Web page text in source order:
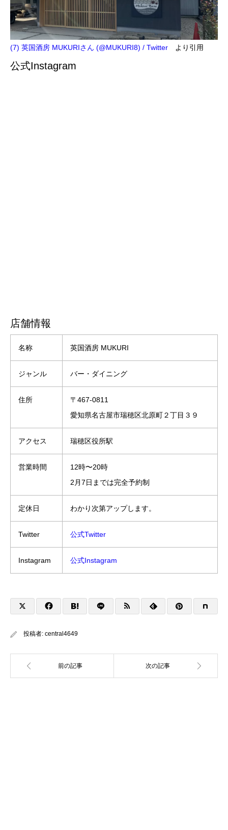
(7) 英国酒房 MUKURIさん (@MUKURI8) / Twitter より引用
公式Instagram
店舗情報
名称 英国酒房 MUKURI
ジャンル バー・ダイニング
住所
〒467-0811
愛知県名古屋市瑞穂区北原町２丁目３９
アクセス 瑞穂区役所駅
営業時間
12時〜20時
2月7日までは完全予約制
定休日 わかり次第アップします。
Twitter 公式Twitter
Instagram 公式Instagram
投稿者: central4649